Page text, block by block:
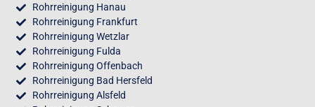
Rohrreinigung Hanau
Rohrreinigung Frankfurt
Rohrreinigung Wetzlar
Rohrreinigung Fulda
Rohrreinigung Offenbach
Rohrreinigung Bad Hersfeld
Rohrreinigung Alsfeld